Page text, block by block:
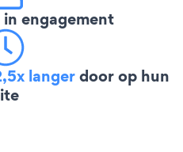
in engagement
langerdoor op hun